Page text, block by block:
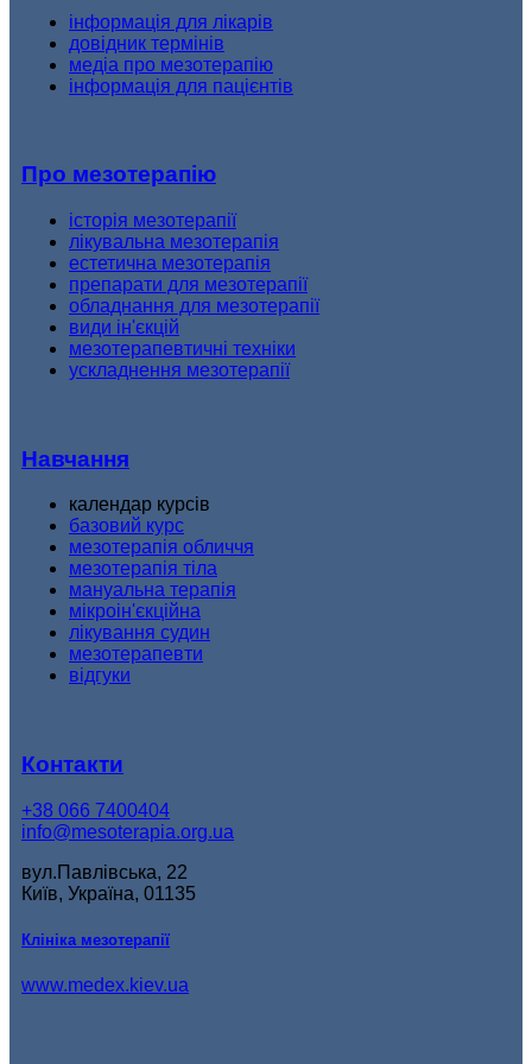
інформація для лікарів
довідник термінів
медіа про мезотерапію
інформація для пацієнтів
Про мезотерапію
історія мезотерапії
лікувальна мезотерапія
естетична мезотерапія
препарати для мезотерапії
обладнання для мезотерапії
види ін'єкцій
мезотерапевтичні техніки
ускладнення мезотерапії
Навчання
календар курсів
базовий курс
мезотерапія обличчя
мезотерапія тіла
мануальна терапія
мікроін'єкційна
лікування судин
мезотерапевти
відгуки
Контакти
+38 066 7400404
info@mesoterapia.org.ua
вул.Павлівська, 22
Київ, Україна, 01135
Клініка мезотерапії
www.medex.kiev.ua